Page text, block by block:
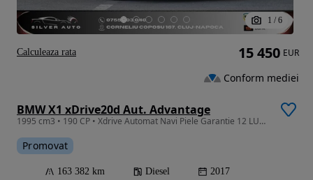
1 / 6
BMW X1 xDrive20d Aut. Advantage
1995 cm3 • 190 CP • Xdrive Automat Navi Piele Garantie 12 LUNI RATE
Promovat
163 382 km Diesel 2017
15 450 EUR
Conform mediei
Calculeaza rata